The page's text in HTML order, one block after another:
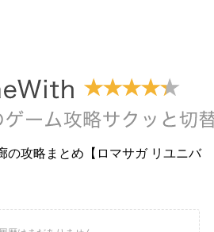
の攻略まとめ【ロマサガ リユニバ